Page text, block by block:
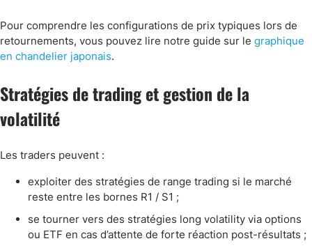
Pour comprendre les configurations de prix typiques lors de
retournements, vous pouvez lire notre guide sur le graphique
en chandelier japonais.
Stratégies de trading et gestion de la
volatilité
Les traders peuvent :
exploiter des stratégies de range trading si le marché
reste entre les bornes R1 / S1 ;
se tourner vers des stratégies long volatility via options
ou ETF en cas d’attente de forte réaction post-résultats ;